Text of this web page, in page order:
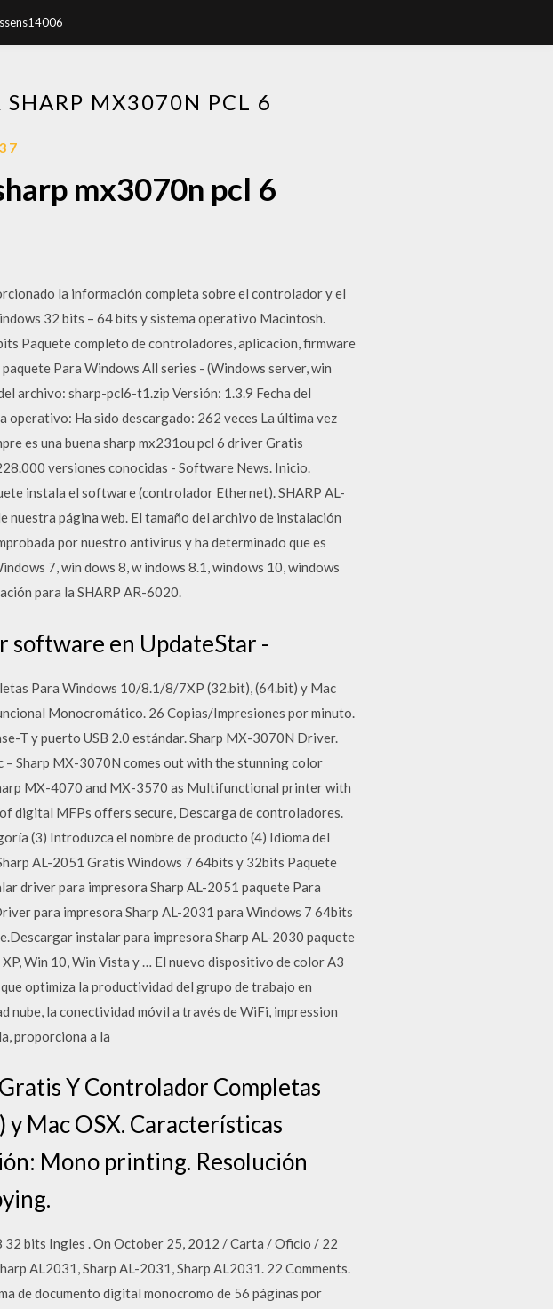
SHARP MX3070N PCL 6
mx3070n pcl 6
la información completa sobre el controlador y el
32 bits – 64 bits y sistema operativo Macintosh.
Paquete completo de controladores, aplicacion, firmware
Para Windows All series - (Windows server, win
archivo: sharp-pcl6-t1.zip Versión: 1.3.9 Fecha del
Ha sido descargado: 262 veces La última vez
es una buena sharp mx231ou pcl 6 driver Gratis
versiones conocidas - Software News. Inicio.
instala el software (controlador Ethernet). SHARP AL-
página web. El tamaño del archivo de instalación
por nuestro antivirus y ha determinado que es
7, win dows 8, w indows 8.1, windows 10, windows
para la SHARP AR-6020.
software en UpdateStar -
Para Windows 10/8.1/8/7XP (32.bit), (64.bit) y Mac
Monocromático. 26 Copias/Impresiones por minuto.
T y puerto USB 2.0 estándar. Sharp MX-3070N Driver.
Sharp MX-3070N comes out with the stunning color
MX-4070 and MX-3570 as Multifunctional printer with
digital MFPs offers secure, Descarga de controladores.
(3) Introduzca el nombre de producto (4) Idioma del
AL-2051 Gratis Windows 7 64bits y 32bits Paquete
driver para impresora Sharp AL-2051 paquete Para
para impresora Sharp AL-2031 para Windows 7 64bits
instalar para impresora Sharp AL-2030 paquete
Win 10, Win Vista y … El nuevo dispositivo de color A3
optimiza la productividad del grupo de trabajo en
nube, la conectividad móvil a través de WiFi, impression
proporciona a la
Y Controlador Completas
Mac OSX. Características
Mono printing. Resolución
bits Ingles . On October 25, 2012 / Carta / Oficio / 22
AL2031, Sharp AL-2031, Sharp AL2031. 22 Comments.
de documento digital monocromo de 56 páginas por